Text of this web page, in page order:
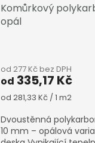
Komůrkový
opál
od 277 Kč bez DPH
od 335,17 Kč
Měrná
od 281,33 Kč / 1 m2
Dvoustěnná
10 mm – opálová